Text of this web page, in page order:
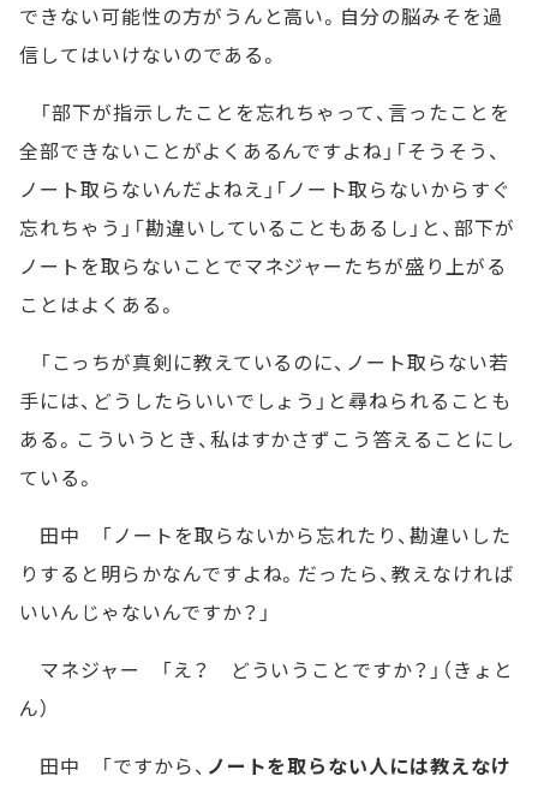
できない可能性の方がうんと高い。自分の脳みそを過
信してはいけないのである。
「部下が指示したことを忘れちゃって、言ったことを
全部できないことがよくあるんですよね」「そうそう、
ノート取らないんだよねえ」「ノート取らないからすぐ
忘れちゃう」「勘違いしていることもあるし」と、部下が
ノートを取らないことでマネジャーたちが盛り上がる
ことはよくある。
「こっちが真剣に教えているのに、ノート取らない若
手には、どうしたらいいでしょう」と尋ねられることも
ある。こういうとき、私はすかさずこう答えることにし
ている。
田中 「ノートを取らないから忘れたり、勘違いした
りすると明らかなんですよね。だったら、教えなければ
いいんじゃないんですか？」
マネジャー 「え？ どういうことですか？」（きょと
ん）
田中 「ですから、 ノートを取らない人には教えなけ